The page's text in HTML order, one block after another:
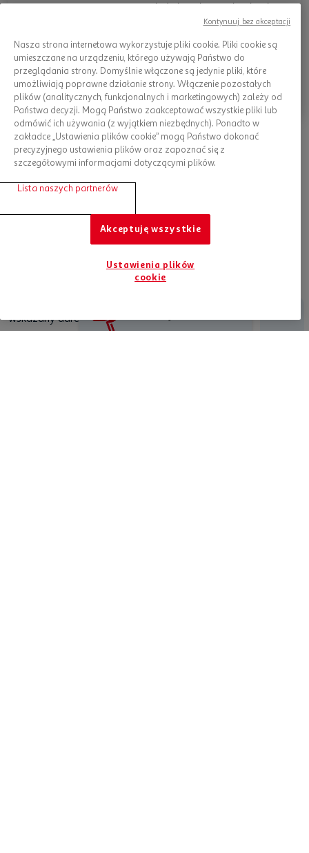
zapach
mocowanych do kratek wentylacyjnych.
suche – wysoka wilgotność sprawia, że
może osadzać się w nim woda, a to łatwa
droga do powstania nieprzyjemnych
zapachów i rozwoju bakterii.
Zaplanuj mycie auta w środku z
Auchan
Wiesz już, czym czyścić samochód w środku i jak odnowić
plastiki w aucie. Choć cały proces może być czasochłonny, to
chcesz utrzymać swój samochód w nienagannym stanie.
nabłyszczacze do kokpitu
wskazany adres!
Nasza strona internetowa wykorzystuje pliki cookie. Pliki cookie są
umieszczane na urządzeniu, którego używają Państwo do
przeglądania strony. Domyślnie włączone są jedynie pliki, które
umożliwiają poprawne działanie strony. Włączenie pozostałych
plików (analitycznych, funkcjonalnych i marketingowych) zależy od
Państwa decyzji. Mogą Państwo zaakceptować wszystkie pliki lub
odmówić ich używania (z wyjątkiem niezbędnych). Ponadto w
zakładce „Ustawienia plików cookie” mogą Państwo dokonać
precyzyjnego ustawienia plików oraz zapoznać się z
szczegółowymi informacjami dotyczącymi plików.
Lista naszych partnerów
Akceptuję wszystkie
Ustawienia plików
cookie
Kontynuuj bez akceptacji